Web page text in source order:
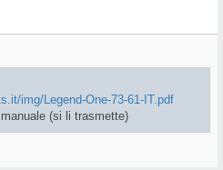
img/Legend-One-73-61-IT.pdf
(si li trasmette)